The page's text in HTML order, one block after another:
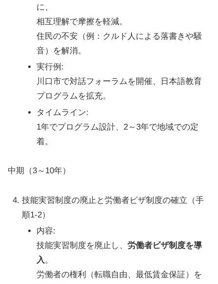
に、
相互理解で摩擦を軽減。
住民の不安（例：クルド人による落書きや騒
音）を解消。
実行例 :
川口市で対話フォーラムを開催、日本語教育
プログラムを拡充。
タイムライン:
1年でプログラム設計、2～3年で地域での定
着。
中期（3～10年）
技能実習制度の廃止と労働者ビザ制度の確立 （手
順1-2）
内容:
技能実習制度を廃止し、 労働者ビザ制度を導
入。
労働者の権利（転職自由、最低賃金保証）を